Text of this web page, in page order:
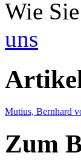
Wie Sie
uns
Mutius, Bernhard
Zum